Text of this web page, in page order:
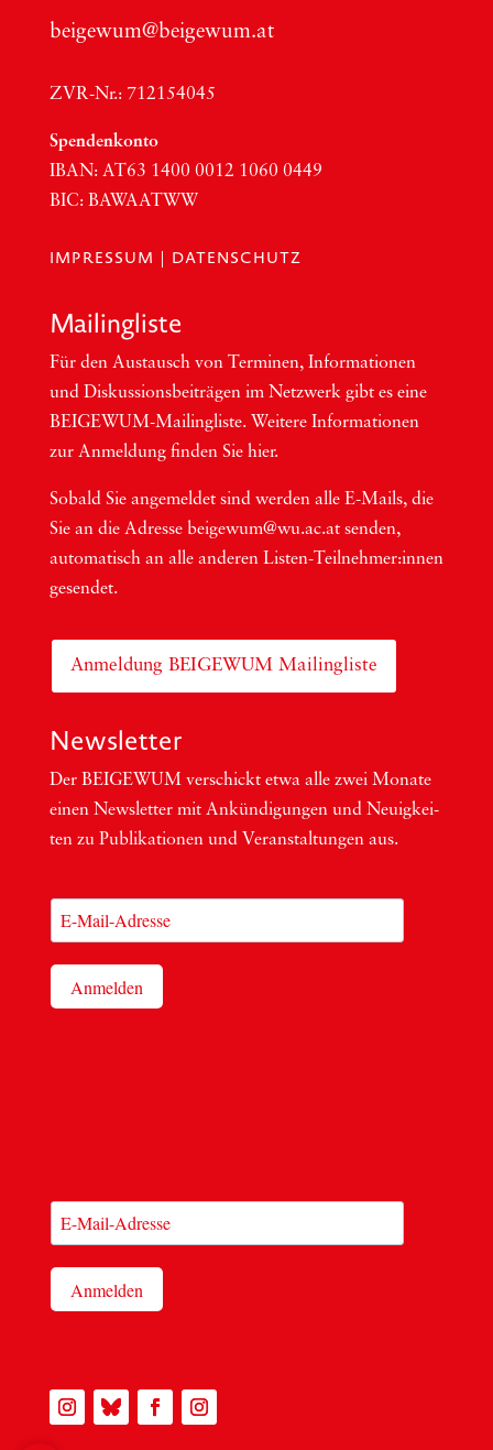
beigewum@beigewum.at
ZVR-Nr.: 712154045
Spen­den­kon­to
IBAN: AT63 1400 0012 1060 0449
BIC: BAWAATWW
IMPRESSUM | DATENSCHUTZ
Mai­ling­lis­te
Für den Aus­tausch von Ter­mi­nen, Infor­ma­tio­nen
und Dis­kus­si­ons­bei­trä­gen im Netzwerk gibt es eine
BEI­GEWUM-Mai­ling­lis­te. Wei­te­re Infor­ma­tio­nen
zur Anmel­dung fin­den Sie hier.
Sobald Sie ange­mel­det sind wer­den alle E-Mails, die
Sie an die Adres­se beigewum@wu.ac.at sen­den,
auto­ma­tisch an alle ande­ren Lis­ten-Teil­neh­me­r:in­nen
gesendet.
Anmeldung BEIGEWUM Mailingliste
Newsletter
Der BEIGEWUM ver­schickt etwa alle zwei Mona­te
einen News­let­ter mit Ankün­di­gun­gen und Neu­ig­kei­
ten zu Publi­ka­tio­nen und Ver­an­stal­tun­gen aus.